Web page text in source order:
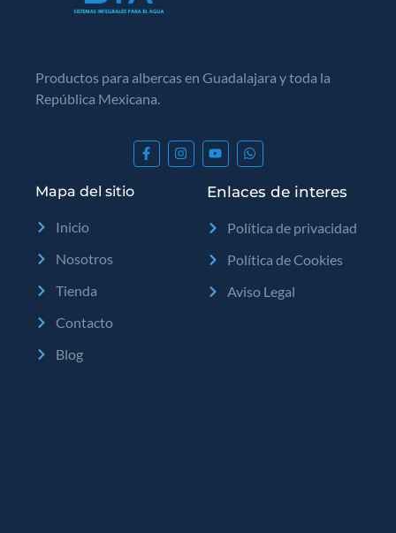
Productos para albercas en Guadalajara y toda la
República Mexicana.
Mapa del sitio
Inicio
Nosotros
Tienda
Contacto
Blog
Enlaces de interes
Política de privacidad
Política de Cookies
Aviso Legal